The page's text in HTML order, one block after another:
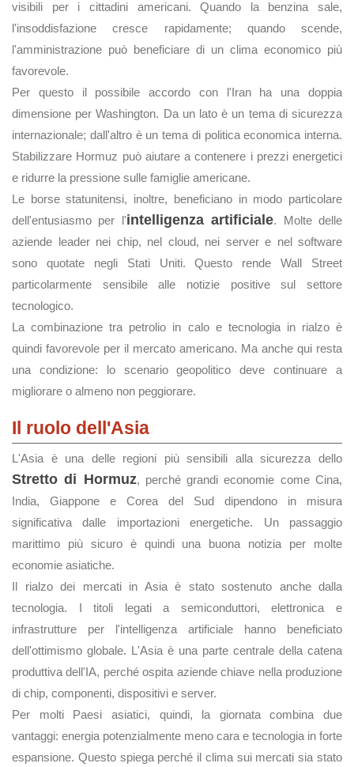
visibili per i cittadini americani. Quando la benzina sale,
l'insoddisfazione cresce rapidamente; quando scende,
l'amministrazione può beneficiare di un clima economico più
favorevole.
Per questo il possibile accordo con l'Iran ha una doppia
dimensione per Washington. Da un lato è un tema di sicurezza
internazionale; dall'altro è un tema di politica economica interna.
Stabilizzare Hormuz può aiutare a contenere i prezzi energetici
e ridurre la pressione sulle famiglie americane.
Le borse statunitensi, inoltre, beneficiano in modo particolare
dell'entusiasmo per l'intelligenza artificiale. Molte delle
aziende leader nei chip, nel cloud, nei server e nel software
sono quotate negli Stati Uniti. Questo rende Wall Street
particolarmente sensibile alle notizie positive sul settore
tecnologico.
La combinazione tra petrolio in calo e tecnologia in rialzo è
quindi favorevole per il mercato americano. Ma anche qui resta
una condizione: lo scenario geopolitico deve continuare a
migliorare o almeno non peggiorare.
Il ruolo dell'Asia
L'Asia è una delle regioni più sensibili alla sicurezza dello
Stretto di Hormuz, perché grandi economie come Cina,
India, Giappone e Corea del Sud dipendono in misura
significativa dalle importazioni energetiche. Un passaggio
marittimo più sicuro è quindi una buona notizia per molte
economie asiatiche.
Il rialzo dei mercati in Asia è stato sostenuto anche dalla
tecnologia. I titoli legati a semiconduttori, elettronica e
infrastrutture per l'intelligenza artificiale hanno beneficiato
dell'ottimismo globale. L'Asia è una parte centrale della catena
produttiva dell'IA, perché ospita aziende chiave nella produzione
di chip, componenti, dispositivi e server.
Per molti Paesi asiatici, quindi, la giornata combina due
vantaggi: energia potenzialmente meno cara e tecnologia in forte
espansione. Questo spiega perché il clima sui mercati sia stato